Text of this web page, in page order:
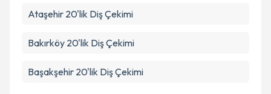
Ataşehir 20'lik Diş Çekimi
Bakırköy 20'lik Diş Çekimi
Başakşehir 20'lik Diş Çekimi